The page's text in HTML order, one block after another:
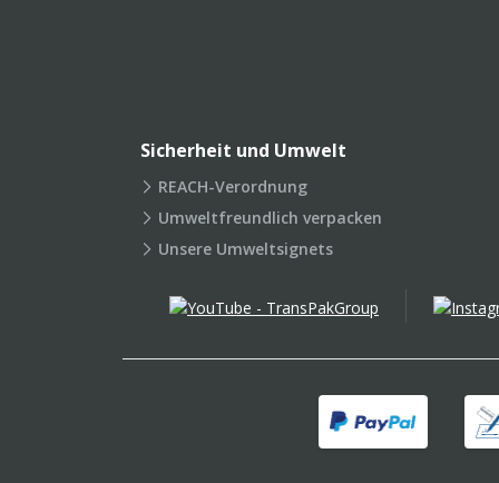
Sicherheit und Umwelt
REACH-Verordnung
Umweltfreundlich verpacken
Unsere Umweltsignets